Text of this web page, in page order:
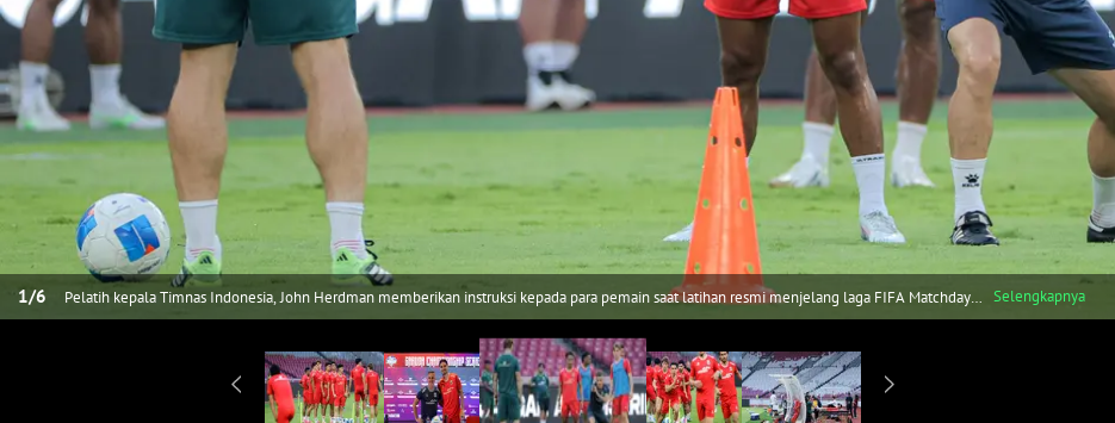
1/6
Pelatih kepala Timnas Indonesia, John Herdman memberikan instruksi kepada para pemain saat latihan resmi menjelang laga FIFA Matchday
melawan Oman di Stadion Utama Gelora Bung Karno (SUGBK), Senayan, Jakarta, Kamis (04/06/2026) WIB. (Bola.com/Bagaskara Lazuardi)
Selengkapnya